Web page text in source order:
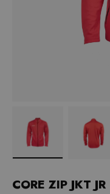
CORE ZIP JKT JR